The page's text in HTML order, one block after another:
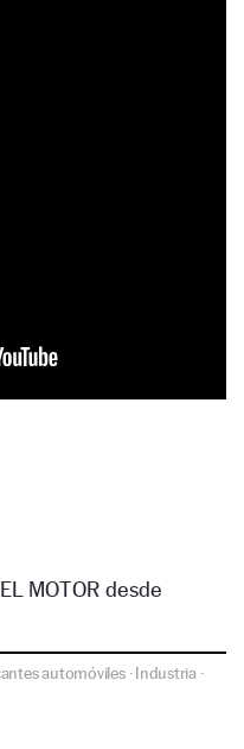
MOTOR desde
automóviles·Industria ·